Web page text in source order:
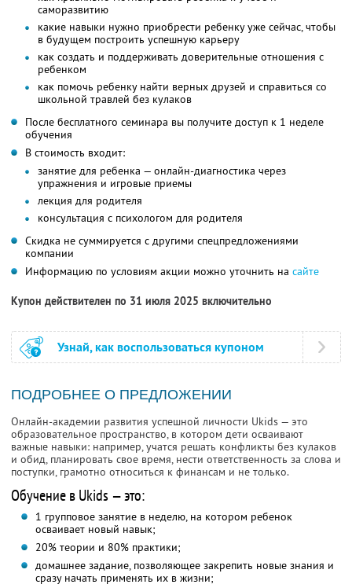
саморазвитию
какие навыки нужно приобрести ребенку уже сейчас, чтобы
в будущем построить успешную карьеру
как создать и поддерживать доверительные отношения с
ребенком
как помочь ребенку найти верных друзей и справиться со
школьной травлей без кулаков
После бесплатного семинара вы получите доступ к 1 неделе
обучения
В стоимость входит:
занятие для ребенка — онлайн-диагностика через
упражнения и игровые приемы
лекция для родителя
консультация с психологом для родителя
Скидка не суммируется с другими спецпредложениями
компании
Информацию по условиям акции можно уточнить на сайте
Купон действителен по 31 июля 2025 включительно
Узнай, как воспользоваться купоном
ПОДРОБНЕЕ О ПРЕДЛОЖЕНИИ
Онлайн-академии развития успешной личности Ukids — это
образовательное пространство, в котором дети осваивают
важные навыки: например, учатся решать конфликты без кулаков
и обид, планировать свое время, нести ответственность за слова и
поступки, грамотно относиться к финансам и не только.
Обучение в Ukids — это:
1 групповое занятие в неделю, на котором ребенок
осваивает новый навык;
20% теории и 80% практики;
домашнее задание, позволяющее закрепить новые знания и
сразу начать применять их в жизни;